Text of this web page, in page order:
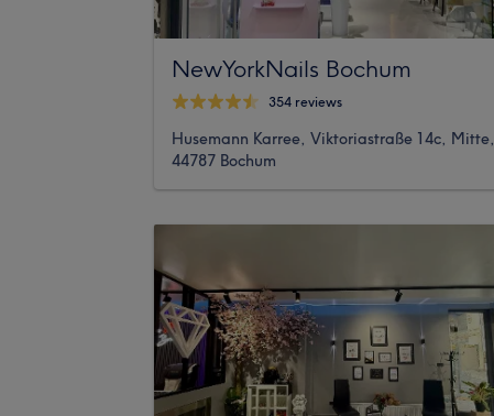
NewYorkNails Bochum
354 reviews
Husemann Karree, Viktoriastraße 14c, Mitte,
44787 Bochum